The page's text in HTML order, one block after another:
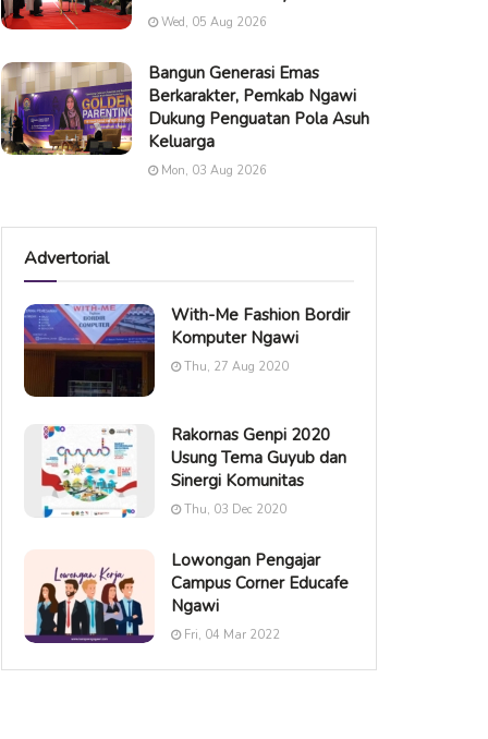
Wed, 05 Aug 2026
Bangun Generasi Emas
Berkarakter, Pemkab Ngawi
Dukung Penguatan Pola Asuh
Keluarga
Mon, 03 Aug 2026
Advertorial
With-Me Fashion Bordir
Komputer Ngawi
Thu, 27 Aug 2020
Rakornas Genpi 2020
Usung Tema Guyub dan
Sinergi Komunitas
Thu, 03 Dec 2020
Lowongan Pengajar
Campus Corner Educafe
Ngawi
Fri, 04 Mar 2022